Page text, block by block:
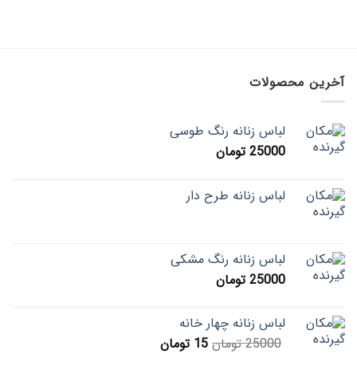
آخرین محصولات
لباس زنانه رنگ طوسی
25000 تومان
لباس زنانه طرح دار
لباس زنانه رنگ مشکی
25000 تومان
لباس زنانه چهار خانه
25000 تومان 15 تومان